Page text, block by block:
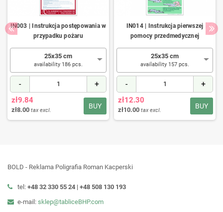
IN003 | Instrukcja postępowania w
przypadku pożaru
25x35 cm
availability 186 pcs.
- +
BUY
zł9.84
zł8.00 tax excl.
IN014 | Instrukcja pierwszej
pomocy przedmedycznej
25x35 cm
availability 157 pcs.
- +
BUY
zł12.30
zł10.00 tax excl.
BOLD - Reklama Poligrafia Roman Kacperski
tel: +48 32 330 55 24 | +48 508 130 193
e-mail: sklep@tabliceBHP.com